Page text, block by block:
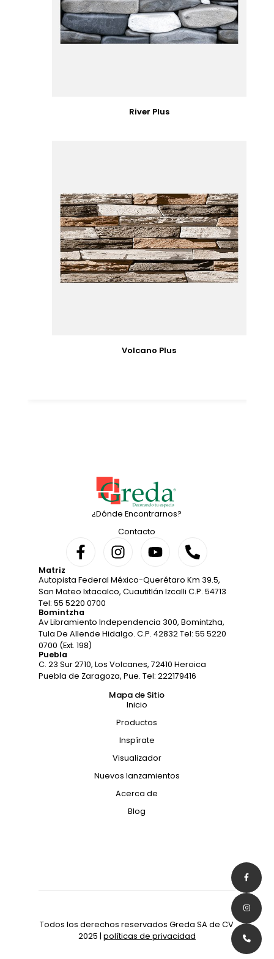
River Plus
Volcano Plus
¿Dónde Encontrarnos?
Contacto
Matriz
Autopista Federal México-Querétaro Km 39.5,
San Mateo Ixtacalco, Cuautitlán Izcalli C.P. 54713
Tel: 55 5220 0700
Bomintzha
Av Libramiento Independencia 300, Bomintzha,
Tula De Allende Hidalgo. C.P. 42832 Tel: 55 5220
0700 (Ext. 198)
Puebla
C. 23 Sur 2710, Los Volcanes, 72410 Heroica
Puebla de Zaragoza, Pue. Tel: 222179416
Mapa de Sitio
Inicio
Productos
Inspírate
Visualizador
Nuevos lanzamientos
Acerca de
Blog
Todos los derechos reservados Greda SA de CV
2025 | políticas de privacidad